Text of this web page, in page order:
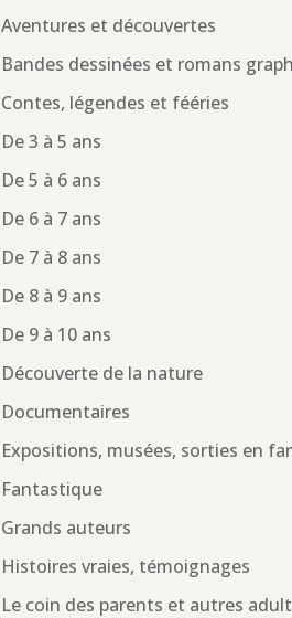
Aventures et découvertes
Bandes dessinées et romans
Contes, légendes et fééries
De 3 à 5 ans
De 5 à 6 ans
De 6 à 7 ans
De 7 à 8 ans
De 8 à 9 ans
De 9 à 10 ans
Découverte de la nature
Documentaires
Expositions, musées, sorties en
Fantastique
Grands auteurs
Histoires vraies, témoignages
Le coin des parents et autres